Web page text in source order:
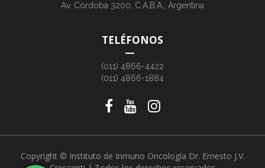
Av. Córdoba 3200, C.A.B.A., Argentina
TELÉFONOS
(011) 4866-4422
(011) 4866-1884
Copyright © Instituto de Inmuno Oncología Dr. Ernesto J.V.